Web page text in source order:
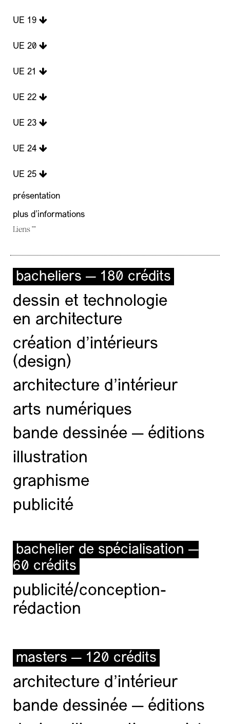
UE 19
UE 20
UE 21
UE 22
UE 23
UE 24
UE 25
présentation
plus d'informations
Liens ""
bacheliers — 180 crédits
dessin et technologie
en architecture
création d'intérieurs
(design)
architecture d’intérieur
arts numériques
bande dessinée — éditions
illustration
graphisme
publicité
bachelier de spécialisation —
60 crédits
publicité/conception-
rédaction
masters — 120 crédits
architecture d’intérieur
bande dessinée — éditions